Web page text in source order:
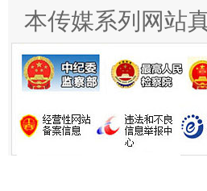
“刷贴”乱象丛生
本传媒系列网站